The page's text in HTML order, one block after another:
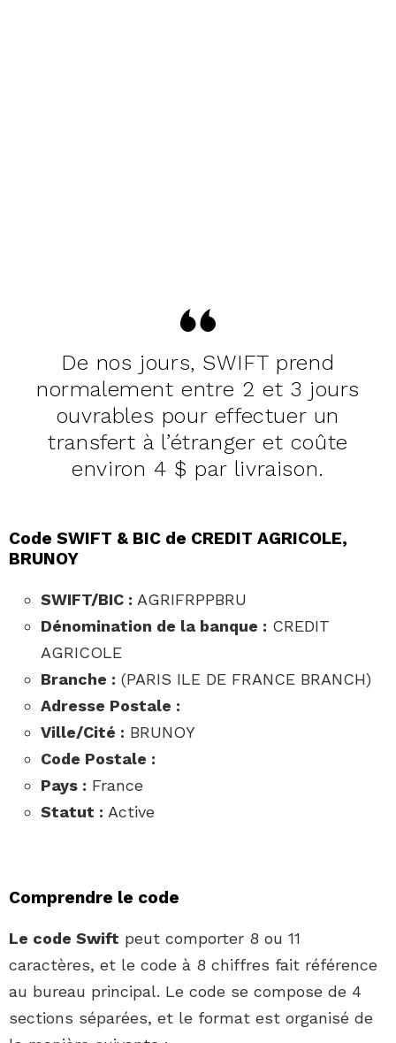
De nos jours, SWIFT prend
normalement entre 2 et 3 jours
ouvrables pour effectuer un
transfert à l’étranger et coûte
environ 4 $ par livraison.
Code SWIFT & BIC de CREDIT AGRICOLE,
BRUNOY
SWIFT/BIC : AGRIFRPPBRU
Dénomination de la banque : CREDIT
AGRICOLE
Branche : (PARIS ILE DE FRANCE BRANCH)
Adresse Postale :
Ville/Cité : BRUNOY
Code Postale :
Pays : France
Statut : Active
Comprendre le code
Le code Swift peut comporter 8 ou 11
caractères, et le code à 8 chiffres fait référence
au bureau principal. Le code se compose de 4
sections séparées, et le format est organisé de